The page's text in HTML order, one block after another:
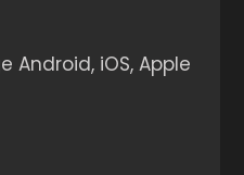
iOS, Apple